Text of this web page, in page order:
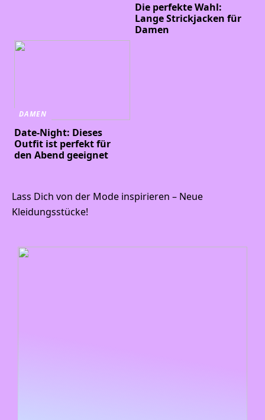
Die perfekte Wahl:
Lange Strickjacken für
Damen
DAMEN
Date-Night: Dieses
Outfit ist perfekt für
den Abend geeignet
Lass Dich von der Mode inspirieren – Neue
Kleidungsstücke!